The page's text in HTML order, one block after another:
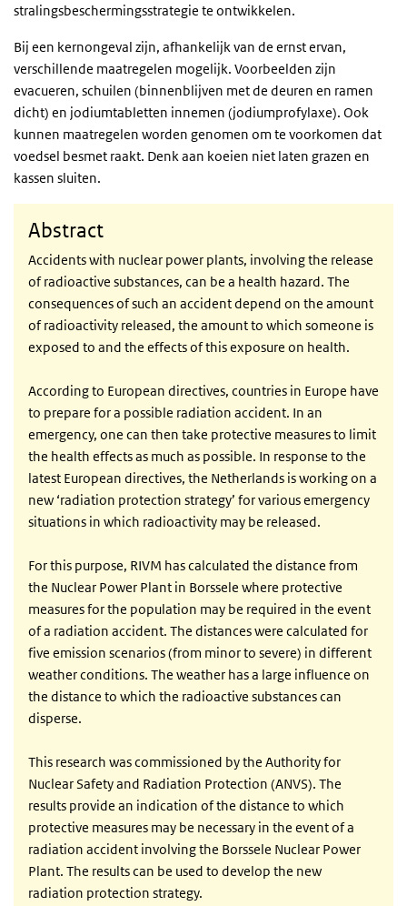
stralingsbeschermingsstrategie te ontwikkelen.
Bij een kernongeval zijn, afhankelijk van de ernst ervan,
verschillende maatregelen mogelijk. Voorbeelden zijn
evacueren, schuilen (binnenblijven met de deuren en ramen
dicht) en jodiumtabletten innemen (jodiumprofylaxe). Ook
kunnen maatregelen worden genomen om te voorkomen dat
voedsel besmet raakt. Denk aan koeien niet laten grazen en
kassen sluiten.
Abstract
Accidents with nuclear power plants, involving the release
of radioactive substances, can be a health hazard. The
consequences of such an accident depend on the amount
of radioactivity released, the amount to which someone is
exposed to and the effects of this exposure on health.
According to European directives, countries in Europe have
to prepare for a possible radiation accident. In an
emergency, one can then take protective measures to limit
the health effects as much as possible. In response to the
latest European directives, the Netherlands is working on a
new ‘radiation protection strategy’ for various emergency
situations in which radioactivity may be released.
For this purpose, RIVM has calculated the distance from
the Nuclear Power Plant in Borssele where protective
measures for the population may be required in the event
of a radiation accident. The distances were calculated for
five emission scenarios (from minor to severe) in different
weather conditions. The weather has a large influence on
the distance to which the radioactive substances can
disperse.
This research was commissioned by the Authority for
Nuclear Safety and Radiation Protection (ANVS). The
results provide an indication of the distance to which
protective measures may be necessary in the event of a
radiation accident involving the Borssele Nuclear Power
Plant. The results can be used to develop the new
radiation protection strategy.